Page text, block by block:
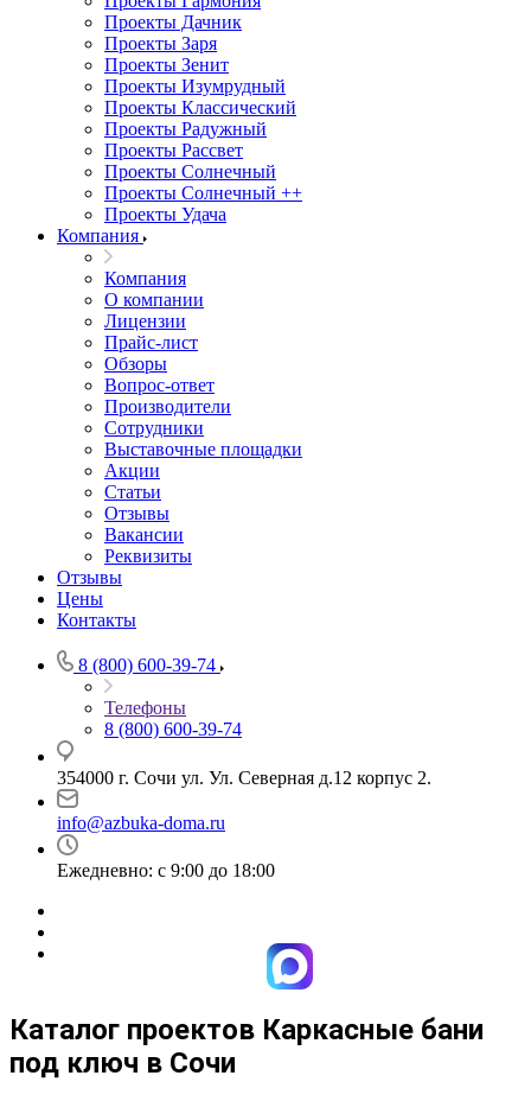
Проекты Дачник
Проекты Заря
Проекты Зенит
Проекты Изумрудный
Проекты Классический
Проекты Радужный
Проекты Рассвет
Проекты Солнечный
Проекты Солнечный ++
Проекты Удача
Компания
Компания
О компании
Лицензии
Прайс-лист
Обзоры
Вопрос-ответ
Производители
Сотрудники
Выставочные площадки
Акции
Статьи
Отзывы
Вакансии
Реквизиты
Отзывы
Цены
Контакты
8 (800) 600-39-74
Телефоны
8 (800) 600-39-74
354000 г. Сочи ул. Ул. Северная д.12 корпус 2.
info@azbuka-doma.ru
Ежедневно: с 9:00 до 18:00
Каталог проектов Каркасные бани
под ключ в Сочи